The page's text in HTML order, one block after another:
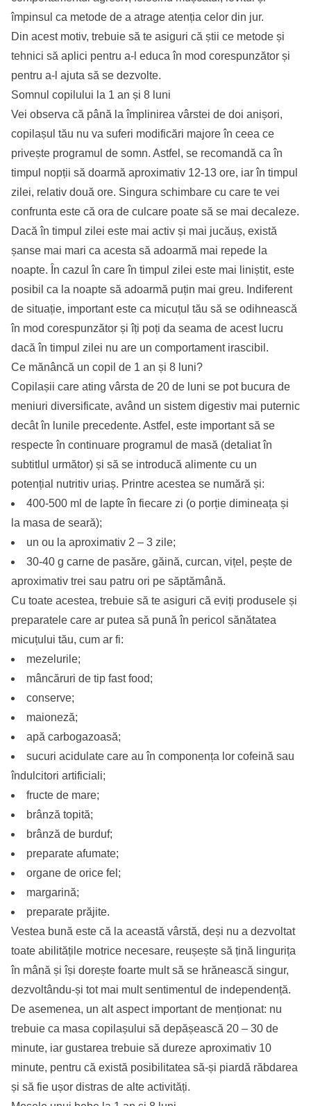
împinsul ca metode de a atrage atenția celor din jur.
Din acest motiv, trebuie să te asiguri că știi ce metode și
tehnici să aplici pentru a-l educa în mod corespunzător și
pentru a-l ajuta să se dezvolte.
Somnul copilului la 1 an și 8 luni
Vei observa că până la împlinirea vârstei de doi anișori,
copilașul tău nu va suferi modificări majore în ceea ce
privește programul de somn. Astfel, se recomandă ca în
timpul nopții să doarmă aproximativ 12-13 ore, iar în timpul
zilei, relativ două ore. Singura schimbare cu care te vei
confrunta este că ora de culcare poate să se mai decaleze.
Dacă în timpul zilei este mai activ și mai jucăuș, există
șanse mai mari ca acesta să adoarmă mai repede la
noapte. În cazul în care în timpul zilei este mai liniștit, este
posibil ca la noapte să adoarmă puțin mai greu. Indiferent
de situație, important este ca micuțul tău să se odihnească
în mod corespunzător și îți poți da seama de acest lucru
dacă în timpul zilei nu are un comportament irascibil.
Ce mănâncă un copil de 1 an și 8 luni?
Copilașii care ating vârsta de 20 de luni se pot bucura de
meniuri diversificate, având un sistem digestiv mai puternic
decât în lunile precedente. Astfel, este important să se
respecte în continuare programul de masă (detaliat în
subtitlul următor) și să se introducă alimente cu un
potențial nutritiv uriaș. Printre acestea se numără și:
400-500 ml de lapte în fiecare zi (o porție dimineața și
la masa de seară);
un ou la aproximativ 2 – 3 zile;
30-40 g carne de pasăre, găină, curcan, vițel, pește de
aproximativ trei sau patru ori pe săptămână.
Cu toate acestea, trebuie să te asiguri că eviți produsele și
preparatele care ar putea să pună în pericol sănătatea
micuțului tău, cum ar fi:
mezelurile;
mâncăruri de tip fast food;
conserve;
maioneză;
apă carbogazoasă;
sucuri acidulate care au în componența lor cofeină sau
îndulcitori artificiali;
fructe de mare;
brânză topită;
brânză de burduf;
preparate afumate;
organe de orice fel;
margarină;
preparate prăjite.
Vestea bună este că la această vârstă, deși nu a dezvoltat
toate abilitățile motrice necesare, reușește să țină lingurița
în mână și își dorește foarte mult să se hrănească singur,
dezvoltându-și tot mai mult sentimentul de independență.
De asemenea, un alt aspect important de menționat: nu
trebuie ca masa copilașului să depășească 20 – 30 de
minute, iar gustarea trebuie să dureze aproximativ 10
minute, pentru că există posibilitatea să-și piardă răbdarea
și să fie ușor distras de alte activități.